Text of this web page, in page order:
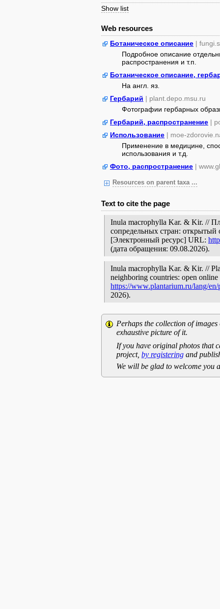
Show list
Web resources
Ботаническое описание |
Подробное описание
распространения и т.п.
Ботаническое описание,
На англ. яз.
Гербарий | plant.depo.msu.ru
Фотографии гербарных
Гербарий, распространение |
Использование | moe-
Применение в медицине,
использования и т.д.
Фото, распространение |
Resources on parent taxa ...
Text to cite the page
Inula macrophylla Kar. & Kir. //
сопредельных стран: открытый
[Электронный ресурс] URL:
(дата обращения: 09.08.2026).
Inula macrophylla Kar. & Kir. //
neighboring countries: open
https://www.plantarium.ru/lang/
2026).
Perhaps the collection of
exhaustive picture of it.
If you have original photos that
project, by registering and
We will be glad to welcome